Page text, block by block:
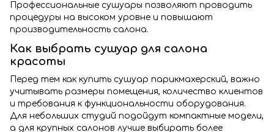
Профессиональные сушуары позволяют проводить
процедуры на высоком уровне и повышают
производительность салона.
Как выбрать сушуар для салона
красоты
Перед тем как купить сушуар парикмахерский, важно
учитывать размеры помещения, количество клиентов
и требования к функциональности оборудования.
Для небольших студий подойдут компактные модели,
а для крупных салонов лучше выбирать более